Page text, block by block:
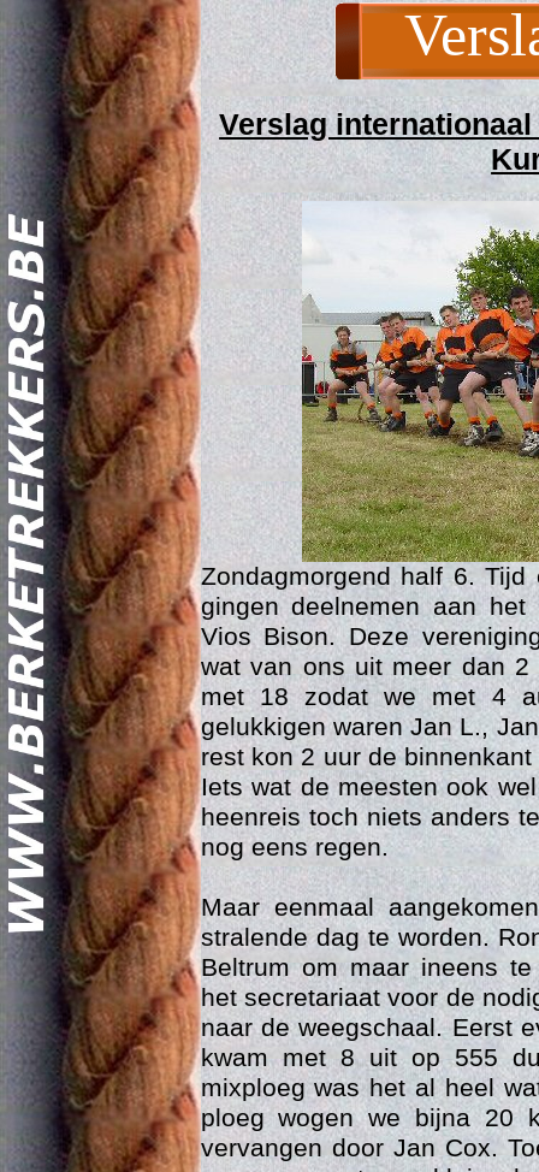
Verslag
Zondagmorgend half 6.
gingen deelnemen aan het
Vios Bison. Deze
wat van ons uit meer dan
met 18 zodat we met 4
gelukkigen waren Jan L.,
rest kon 2 uur de
Iets wat de meesten ook
heenreis toch niets anders
nog eens regen.
Maar eenmaal
stralende dag te worden.
Beltrum om maar ineens
het secretariaat voor de
naar de weegschaal. Eerst
kwam met 8 uit op 555
mixploeg was het al heel
ploeg wogen we bijna 20
vervangen door Jan Cox.